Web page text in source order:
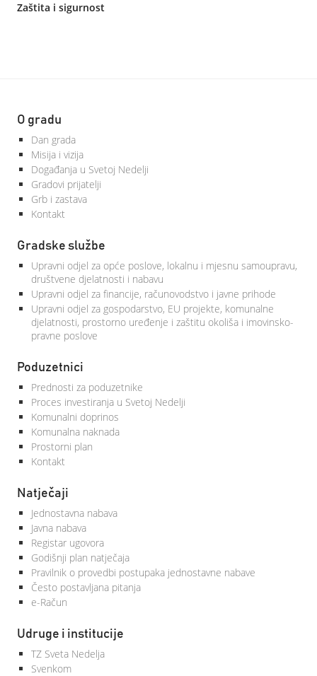
Zaštita i sigurnost
O gradu
Dan grada
Misija i vizija
Događanja u Svetoj Nedelji
Gradovi prijatelji
Grb i zastava
Kontakt
Gradske službe
Upravni odjel za opće poslove, lokalnu i mjesnu samoupravu,
društvene djelatnosti i nabavu
Upravni odjel za financije, računovodstvo i javne prihode
Upravni odjel za gospodarstvo, EU projekte, komunalne
djelatnosti, prostorno uređenje i zaštitu okoliša i imovinsko-
pravne poslove
Poduzetnici
Prednosti za poduzetnike
Proces investiranja u Svetoj Nedelji
Komunalni doprinos
Komunalna naknada
Prostorni plan
Kontakt
Natječaji
Jednostavna nabava
Javna nabava
Registar ugovora
Godišnji plan natječaja
Pravilnik o provedbi postupaka jednostavne nabave
Često postavljana pitanja
e-Račun
Udruge i institucije
TZ Sveta Nedelja
Svenkom